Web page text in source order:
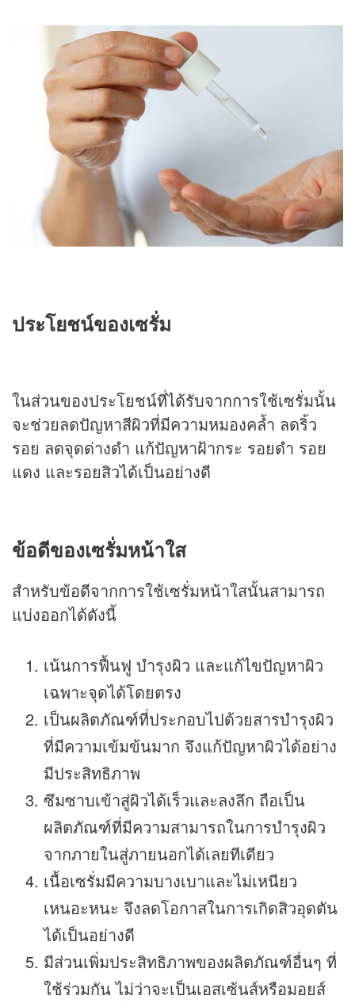
ประโยชน์ของเซรั่ม
ในส่วนของประโยชน์ที่ได้รับจากการใช้เซรั่มนั้น
จะช่วยลดปัญหาสีผิวที่มีความหมองคล้ำ ลดริ้ว
รอย ลดจุดด่างดำ แก้ปัญหาฝ้ากระ รอยดำ รอย
แดง และรอยสิวได้เป็นอย่างดี
ข้อดีของเซรั่มหน้าใส
สำหรับข้อดีจากการใช้เซรั่มหน้าใสนั้นสามารถ
แบ่งออกได้ดังนี้
เน้นการฟื้นฟู บำรุงผิว และแก้ไขปัญหาผิว
เฉพาะจุดได้โดยตรง
เป็นผลิตภัณฑ์ที่ประกอบไปด้วยสารบำรุงผิว
ที่มีความเข้มข้นมาก จึงแก้ปัญหาผิวได้อย่าง
มีประสิทธิภาพ
ซึมซาบเข้าสู่ผิวได้เร็วและลงลึก ถือเป็น
ผลิตภัณฑ์ที่มีความสามารถในการบำรุงผิว
จากภายในสู่ภายนอกได้เลยทีเดียว
เนื้อเซรั่มมีความบางเบาและไม่เหนียว
เหนอะหนะ จึงลดโอกาสในการเกิดสิวอุดตัน
ได้เป็นอย่างดี
มีส่วนเพิ่มประสิทธิภาพของผลิตภัณฑ์อื่นๆ ที่
ใช้ร่วมกัน ไม่ว่าจะเป็นเอสเซ้นส์หรือมอยส์